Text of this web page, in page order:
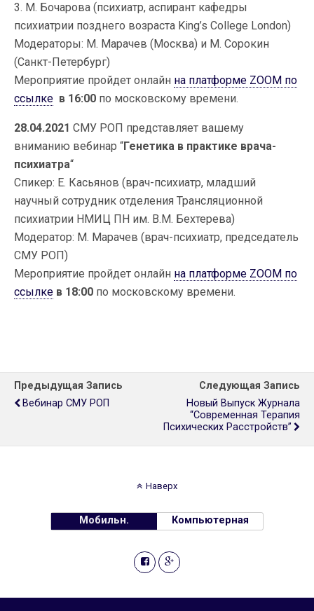
3. М. Бочарова (психиатр, аспирант кафедры
психиатрии позднего возраста King’s College London)
Модераторы: М. Марачев (Москва) и М. Сорокин
(Санкт-Петербург)
Мероприятие пройдет онлайн на платформе ZOOM по
ссылке в 16:00 по московскому времени.
28.04.2021 СМУ РОП представляет вашему
вниманию вебинар “Генетика в практике врача-
психиатра“
Спикер: Е. Касьянов (врач-психиатр, младший
научный сотрудник отделения Трансляционной
психиатрии НМИЦ ПН им. В.М. Бехтерева)
Модератор: М. Марачев (врач-психиатр, председатель
СМУ РОП)
Мероприятие пройдет онлайн на платформе ZOOM по
ссылке в 18:00 по московскому времени.
Предыдущая Запись
Вебинар СМУ РОП
Следующая Запись
Новый Выпуск Журнала
“Современная Терапия
Психических Расстройств”
Наверх
Мобильн. Компьютерная